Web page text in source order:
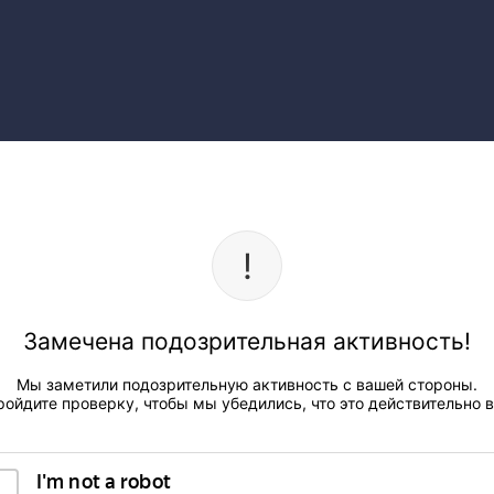
Замечена подозрительная активность!
Мы заметили подозрительную активность с вашей стороны.
проверку, чтобы мы убедились, что это действительно